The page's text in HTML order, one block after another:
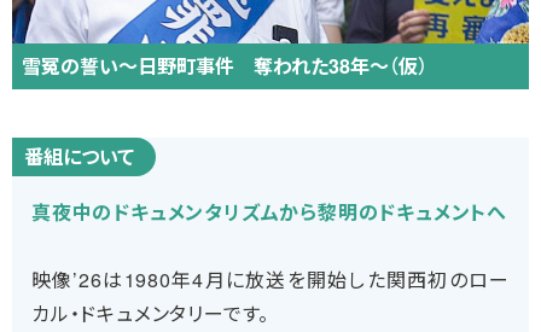
雪冤の誓い～日野町事件 奪われた38年～（仮）
番組について
真夜中のドキュメンタリズムから黎明のドキュメントへ
映像’26は1980年4月に放送を開始した関西初のロー
カル・ドキュメンタリーです。